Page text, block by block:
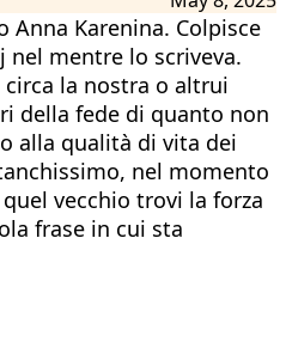
Karenina. Colpisce
mentre lo scriveva.
circa la nostra o altrui
della fede di quanto non
alla qualità di vita dei
nel momento
vecchio trovi la forza
frase in cui sta